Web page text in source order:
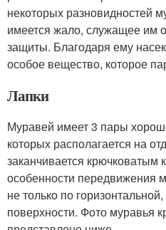
некоторых разновидностей
имеется жало, служащее им
защиты. Благодаря ему
особое вещество, которое
Лапки
Муравей имеет 3 пары
которых располагается на
заканчивается крючковатым
особенности передвижения
не только по
поверхности. Фото муравья